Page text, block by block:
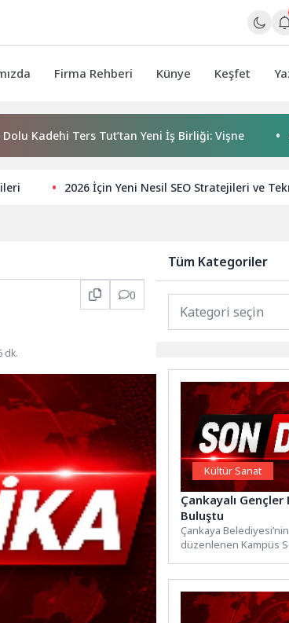
Firma Rehberi Künye Keşfet
Ters Tut’tan Yeni İş Birliği: Vişne Gözde
2026 İçin Yeni Nesil SEO Stratejileri ve
0
dk.
Tüm Kategoriler
Kültür Sanat
Çankayalı Gençler
Buluştu
Çankaya
düzenlenen Kampüs